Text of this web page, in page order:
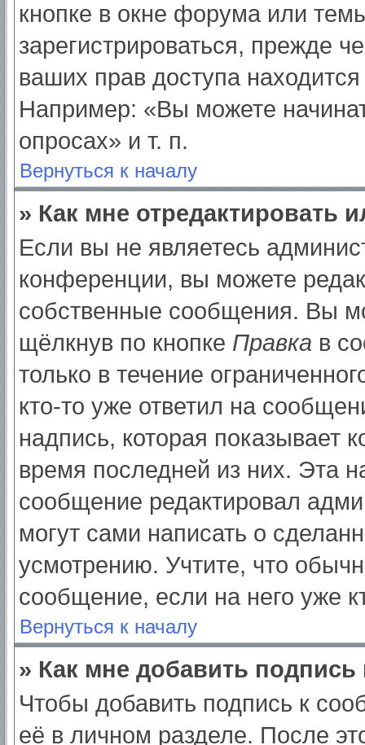
кнопке в окне форума или
зарегистрироваться, прежде
ваших прав доступа
Например: «Вы можете
опросах» и т. п.
Вернуться к началу
» Как мне отредактировать
Если вы не являетесь
конференции, вы можете
собственные сообщения. Вы
щёлкнув по кнопке Правка в
только в течение
кто-то уже ответил на
надпись, которая показывает
время последней из них. Эта
сообщение редактировал
могут сами написать о
усмотрению. Учтите, что
сообщение, если на него уже
Вернуться к началу
» Как мне добавить
Чтобы добавить подпись к
её в личном разделе. После